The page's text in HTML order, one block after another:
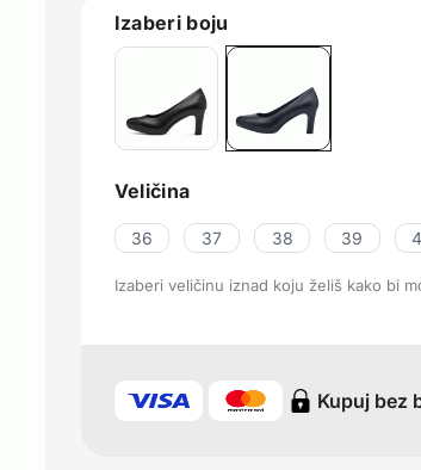
Izaberi boju
Veličina
36 37 38 39
Izaberi veličinu iznad koju želiš kako bi
Kupuj bez